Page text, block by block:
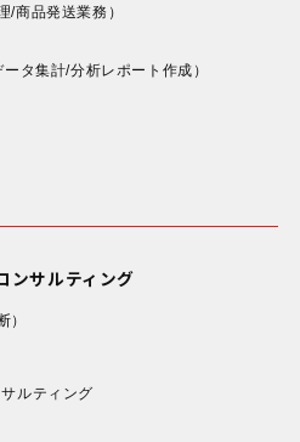
/商品発送業務）
タ集計/分析レポート作成）
ンサルティング
）
ルティング